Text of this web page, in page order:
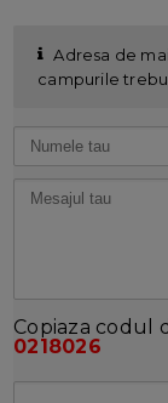
Adresa de
campurile
Copiaza codul
0218026